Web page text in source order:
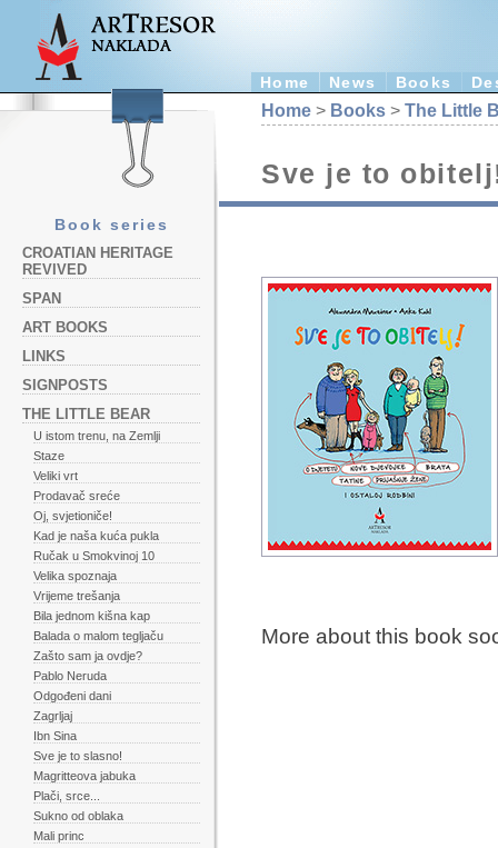
Home News Books
Book series
CROATIAN HERITAGE
REVIVED
SPAN
ART BOOKS
LINKS
SIGNPOSTS
THE LITTLE BEAR
U istom trenu, na Zemlji
Staze
Veliki vrt
Prodavač sreće
Oj, svjetioniče!
Kad je naša kuća pukla
Ručak u Smokvinoj 10
Velika spoznaja
Vrijeme trešanja
Bila jednom kišna kap
Balada o malom tegljaču
Zašto sam ja ovdje?
Pablo Neruda
Odgođeni dani
Zagrljaj
Ibn Sina
Sve je to slasno!
Magritteova jabuka
Plači, srce...
Sukno od oblaka
Mali princ
Home > Books > The Little
Sve je to
More about this book